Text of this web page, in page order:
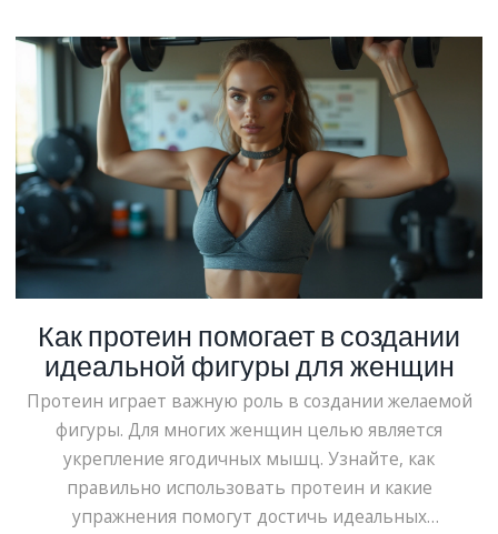
Как протеин помогает в создании
идеальной фигуры для женщин
Протеин играет важную роль в создании желаемой
фигуры. Для многих женщин целью является
укрепление ягодичных мышц. Узнайте, как
правильно использовать протеин и какие
упражнения помогут достичь идеальных